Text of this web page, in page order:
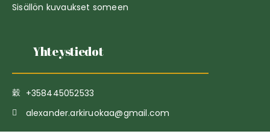
Sisällön kuvaukset someen
Yhteystiedot
+358445052533
alexander.arkiruokaa@gmail.com